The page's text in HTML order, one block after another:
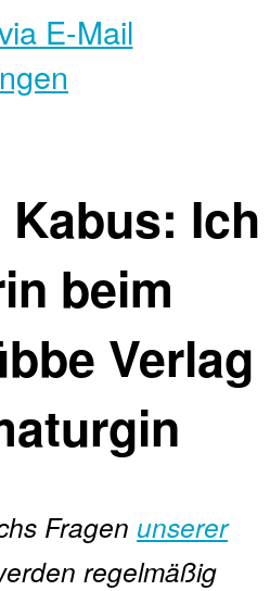
E-Mail
Ich
beim
Verlag
Fragen unserer
regelmäßig